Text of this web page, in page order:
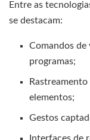
Entre as
se destacam:
Comandos de
programas;
elementos;
Gestos